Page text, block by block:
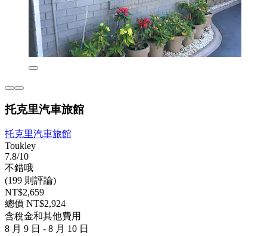
托克里汽車旅館
托克里汽車旅館
Toukley
7.8/10
不錯哦
(199 則評論)
NT$2,659
總價 NT$2,924
含稅金和其他費用
8 月 9 日 - 8 月 10 日